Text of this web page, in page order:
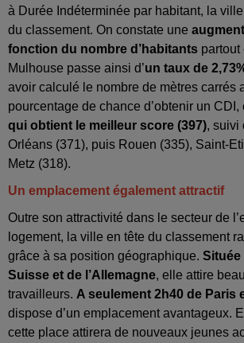
à Durée Indéterminée par habitant, la
du classement. On constate une
fonction du nombre d’habitants partout
Mulhouse passe ainsi d’un taux de
avoir calculé le nombre de mètres carrés
pourcentage de chance d’obtenir un CDI,
qui obtient le meilleur score (397), suivi
Orléans (371), puis Rouen (335), Saint-
Metz (318).
Un emplacement également attractif
Outre son attractivité dans le secteur de
logement, la ville en tête du classement
grâce à sa position géographique. Située
Suisse et de l’Allemagne, elle attire
travailleurs. A seulement 2h40 de Paris
dispose d’un emplacement avantageux.
cette place attirera de nouveaux jeunes